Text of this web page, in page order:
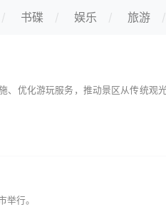
书碟 娱乐 旅游
优化游玩服务，推动景区从传统观
举行。